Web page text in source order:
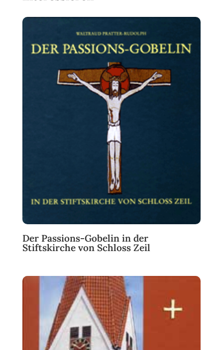
Der Passions-Gobelin in der
Stiftskirche von Schloss Zeil